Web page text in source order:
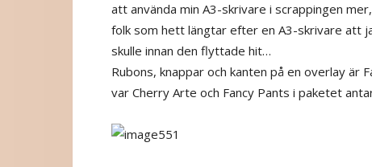
att använda min A3-skrivare i scrappingen
folk som hett längtar efter en A3-skrivare att
skulle innan den flyttade hit…
Rubons, knappar och kanten på en overlay
var Cherry Arte och Fancy Pants i paketet